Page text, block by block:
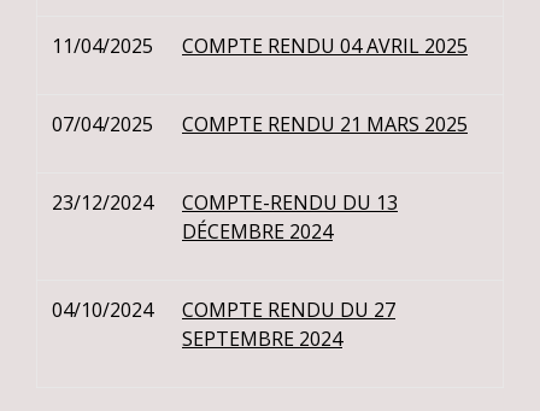
11/04/2025 COMPTE RENDU 04 AVRIL 2025
07/04/2025 COMPTE RENDU 21 MARS 2025
23/12/2024
COMPTE-RENDU DU 13
DÉCEMBRE 2024
04/10/2024
COMPTE RENDU DU 27
SEPTEMBRE 2024